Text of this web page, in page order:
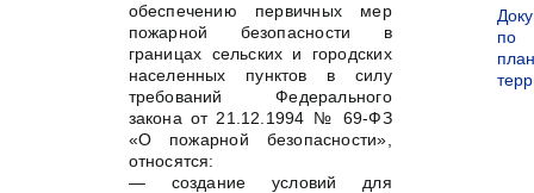
обеспечению первичных мер
пожарной безопасности в
границах сельских и городских
населенных пунктов в силу
требований Федерального
закона от 21.12.1994 № 69-ФЗ
«О пожарной безопасности»,
относятся:
— создание условий для
по